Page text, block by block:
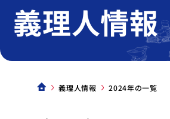
義理人情報
義理人情報 2024年の一覧